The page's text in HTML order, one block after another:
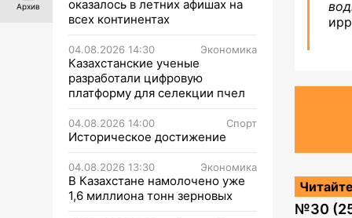
оказалось в летних афишах на
всех континентах
04.08.2026 14:30 Экономика
Казахстанские ученые
разработали цифровую
платформу для селекции пчел
04.08.2026 14:00 Спорт
Историческое достижение
04.08.2026 13:30 Экономика
В Казахстане намолочено уже
1,6 миллиона тонн зерновых
№30
Архив